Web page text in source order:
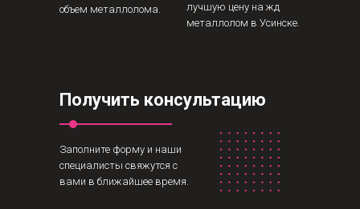
объем металлолома.
лучшую цену на жд
металлолом в Усинске.
Получить консультацию
Заполните форму и наши
специалисты свяжутся с
вами в ближайшее время.